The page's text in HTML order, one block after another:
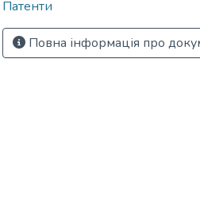
Патенти
Повна інформація про